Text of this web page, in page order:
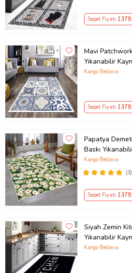
Sepet Fiyatı 1379
Mavi
Yıkanabilir
Tutmaz Modern
Kargo Bedava
Sepet Fiyatı 1379
Papatya
Baskı
Modern Salon
(3)
Kargo Bedava
Sepet Fiyatı 1379
Siyah Zemin
Yıkanabilir
Tutmaz Modern
Kargo Bedava